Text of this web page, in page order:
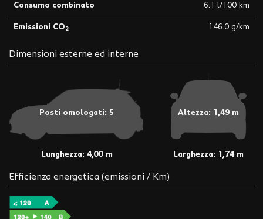
Consumo combinato 6.1 l/100 km
Emissioni CO 2 146.0 g/km
Dimensioni esterne ed interne
Posti omologati: 5
Lunghezza: 4,00 m
Altezza: 1,49 m
Larghezza: 1,74 m
Efficienza energetica (emissioni / Km)